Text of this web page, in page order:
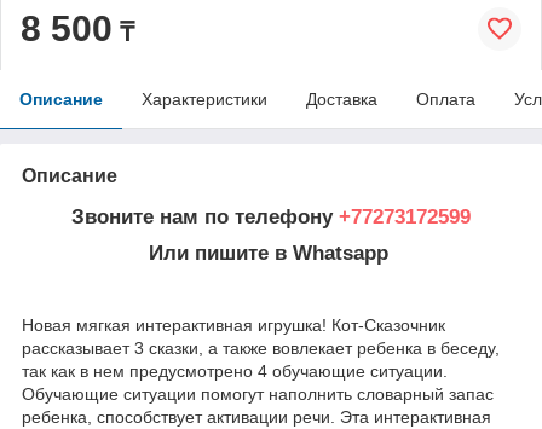
8 500 ₸
Описание Характеристики Доставка Оплата
Описание
Звоните нам по телефону +77273172599
Или пишите в Whatsapp
Новая мягкая интерактивная игрушка! Кот-Сказочник
рассказывает 3 сказки, а также вовлекает ребенка в беседу,
так как в нем предусмотрено 4 обучающие ситуации.
Обучающие ситуации помогут наполнить словарный запас
ребенка, способствует активации речи. Эта интерактивная